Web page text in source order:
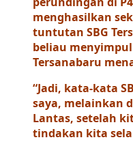
menghasilkan
tuntutan SBG
beliau
Tersanabaru
“Jadi, kata-kata
saya, melainkan
Lantas, setelah
tindakan kita